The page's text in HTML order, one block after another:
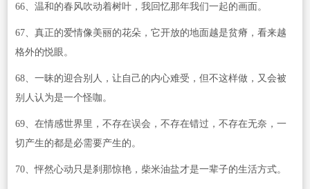
66、温和的春风吹动着树叶，我回忆那年我们一起的画面。
67、真正的爱情像美丽的花朵，它开放的地面越是贫瘠，看来越
格外的悦眼。
68、一昧的迎合别人，让自己的内心难受，但不这样做，又会被
别人认为是一个怪咖。
69、在情感世界里，不存在误会，不存在错过，不存在无奈，一
切产生的都是必需要产生的。
70、怦然心动只是刹那惊艳，柴米油盐才是一辈子的生活方式。